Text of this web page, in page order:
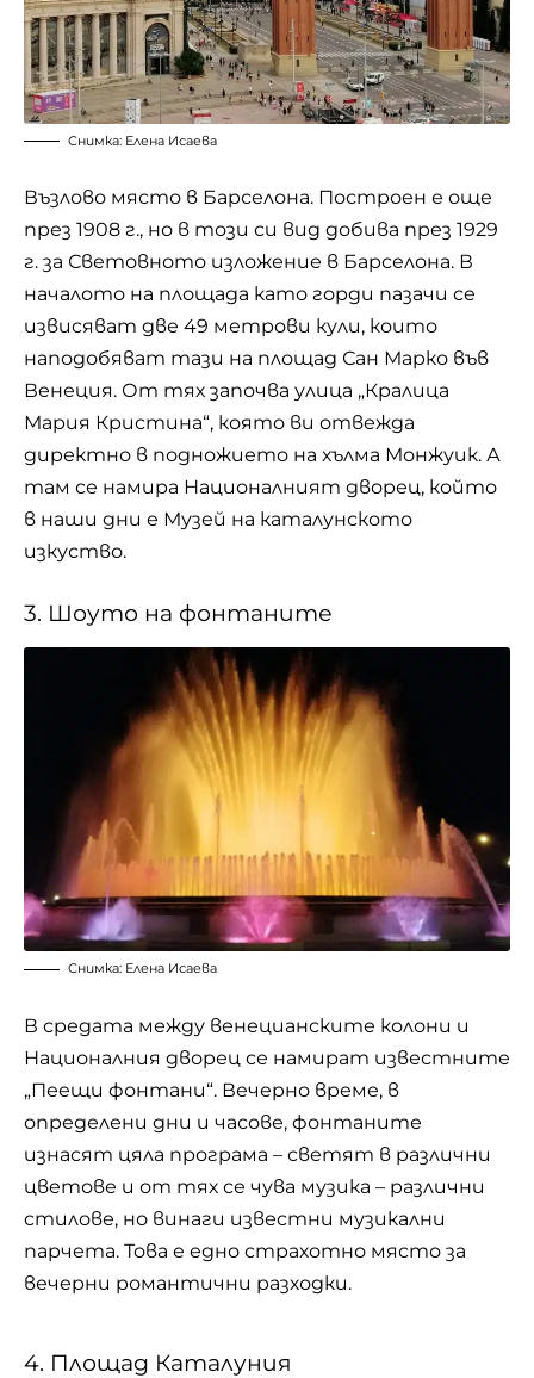
Снимка: Елена Исаева
Възлово място в Барселона. Построен е още
през 1908 г., но в този си вид добива през 1929
г. за Световното изложение в Барселона. В
началото на площада като горди пазачи се
извисяват две 49 метрови кули, които
наподобяват тази на площад Сан Марко във
Венеция. От тях започва улица „Кралица
Мария Кристина“, която ви отвежда
директно в подножието на хълма Монжуик. А
там се намира Националният дворец, който
в наши дни е Музей на каталунското
изкуство.
3. Шоуто на фонтаните
Снимка: Елена Исаева
В средата между венецианските колони и
Националния дворец се намират известните
„Пеещи фонтани“. Вечерно време, в
определени дни и часове, фонтаните
изнасят цяла програма – светят в различни
цветове и от тях се чува музика – различни
стилове, но винаги известни музикални
парчета. Това е едно страхотно място за
вечерни романтични разходки.
4. Площад Каталуния